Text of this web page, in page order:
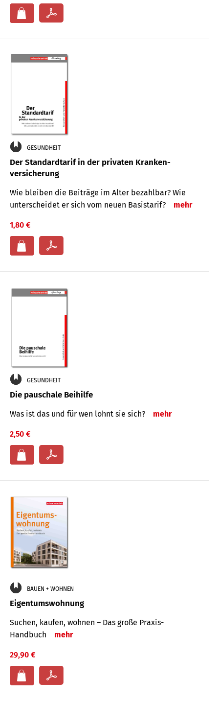
GESUNDHEIT
Der Standard­tarif in der privaten Kranken­
versicherung
Wie bleiben die Beiträge im Alter bezahlbar? Wie
unterscheidet er sich vom neuen Basistarif?
mehr
1,80 €
GESUNDHEIT
Die pauschale Beihilfe
Was ist das und für wen lohnt sie sich? mehr
2,50 €
BAUEN + WOHNEN
Eigentumswohnung
Suchen, kaufen, wohnen – Das große Praxis-
Handbuch
mehr
29,90 €